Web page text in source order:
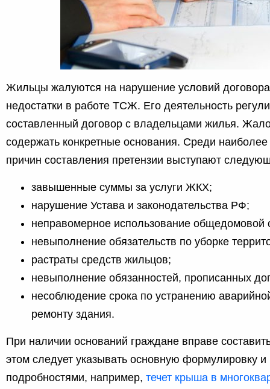
Жильцы жалуются на нарушение условий
недостатки в работе ТСЖ. Его деятельность
составленный договор с владельцами жилья.
содержать конкретные основания. Среди
причин составления претензии выступают
завышенные суммы за услуги ЖКХ;
нарушение Устава и законодательства РФ;
неправомерное использование общедомовой
невыполнение обязательств по уборке
растраты средств жильцов;
невыполнение обязанностей, прописанных
несоблюдение срока по устранению
ремонту здания.
При наличии оснований граждане вправе
этом следует указывать основную формулировку и
подробностями, например, течет крыша в